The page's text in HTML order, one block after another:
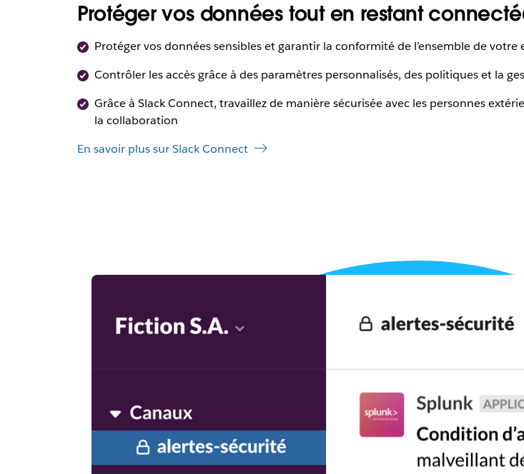
Protéger vos données tout en restant
Protéger vos données sensibles et garantir la conformité de l’ensemble de votre
Contrôler les accès grâce à des paramètres personnalisés, des politiques et la
Grâce à Slack Connect, travaillez de manière sécurisée avec les personnes
la collaboration
En savoir plus sur Slack Connect